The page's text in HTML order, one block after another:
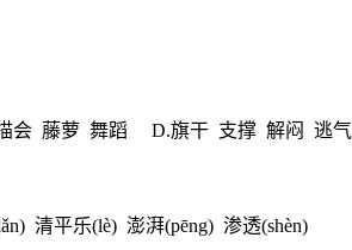
藤萝 舞蹈 D.旗干 支撑 解闷 逃气
清平乐(lè) 澎湃(pēng) 渗透(shèn)